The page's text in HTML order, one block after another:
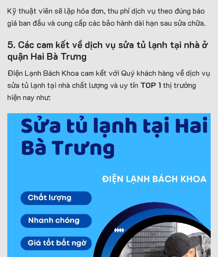
Kỹ thuật viên sẽ lập hóa đơn, thu phí dịch vụ theo đúng báo
giá ban đầu và cung cấp các bảo hành dài hạn sau sửa chữa.
5. Các cam kết về dịch vụ sửa tủ lạnh tại nhà ở
quận Hai Bà Trưng
Điện Lạnh Bách Khoa cam kết với Quý khách hàng về dịch vụ
sửa tủ lạnh tại nhà chất lượng và uy tín TOP 1 thị trường
hiện nay như: